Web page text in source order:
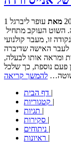
מאת עופר ליברגל
זו, מעבר קולנועי
לעבר האישה שדיברה
ומראה אותו לבעלה,
פעם נוספת, כך שלכל
להמשך קריאה
|
|
|
|
|
|